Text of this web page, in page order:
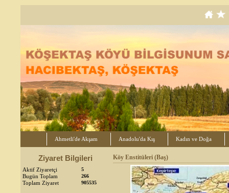
Ahmetli'de Akşam Anadolu'da Kış Kadın ve Doğa
Ziyaret Bilgileri
Aktif Ziyaretçi 5
Bugün Toplam 266
Toplam Ziyaret 905535
Köy Enstitüleri (Baş)